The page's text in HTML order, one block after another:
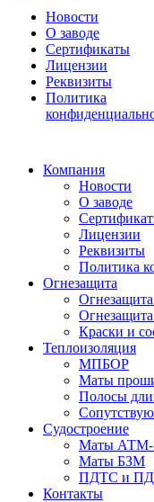
Новости
О заводе
Сертификаты
Лицензии
Реквизиты
Политика
Компания
Новости
О заводе
Лицензии
Реквизиты
Политика
Огнезащита
Огнезащита
Огнезащита
Краски и
Теплоизоляция
МПБОР
Маты
Полосы
Судостроение
Маты АТМ-
Маты БЗМ
ПДТС и
Контакты